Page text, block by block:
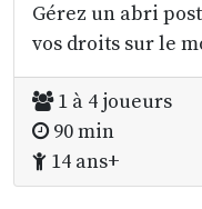
Gérez un abri
vos droits sur le
1 à 4 joueurs
90 min
14 ans+